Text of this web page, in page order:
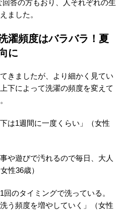
答の方もおり、人それぞれの生
ました。
濯頻度はバラバラ！夏
に
きましたが、より細かく見てい
下によって洗濯の頻度を変えて
は1週間に一度くらい」（女性
や遊びで汚れるので毎日、大人
性36歳）
のタイミングで洗っている。
う頻度を増やしていく」（女性